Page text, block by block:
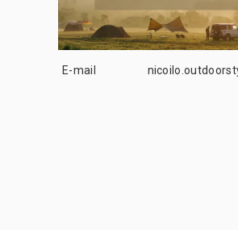
E-mail